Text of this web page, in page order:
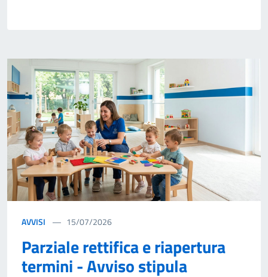
AVVISI 15/07/2026
Parziale rettifica e riapertura
termini - Avviso stipula